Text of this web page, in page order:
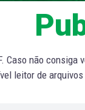
Caso não
leitor de arquivos